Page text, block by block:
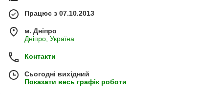
Працює з 07.10.2013
м. Дніпро
Дніпро, Україна
Контакти
Сьогодні вихідний
Показати весь графік роботи